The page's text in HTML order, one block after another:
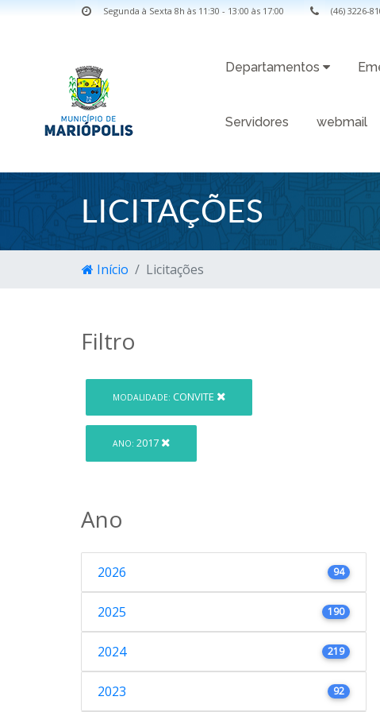
Segunda à Sexta 8h às 11:30 - 13:00 às 17:00 (46) 3226-
Departamentos
Servidores webmail
LICITAÇÕES
Início Licitações
Filtro
MODALIDADE: CONVITE
ANO: 2017
Ano
2026 94
2025 190
2024 219
2023 92